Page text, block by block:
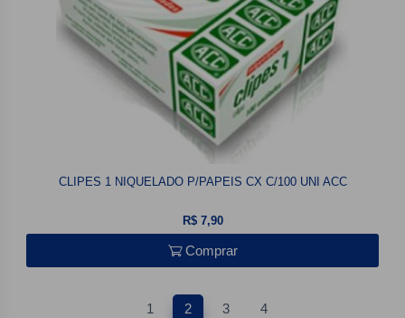
CLIPES 1 NIQUELADO P/PAPEIS CX C/100 UNI ACC
R$ 7,90
Comprar
1 2 3 4